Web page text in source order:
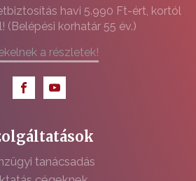
havi 5.990 Ft-ért, kortól
(Belépési korhatár 55 év.)
a részletek!
tanácsadás